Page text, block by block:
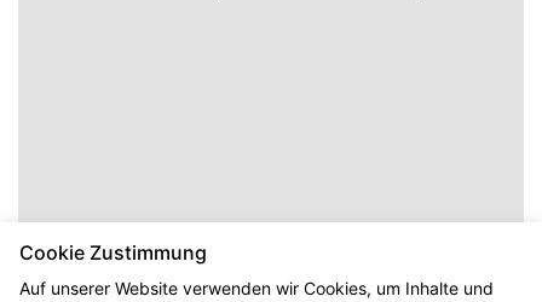
Cookie Zustimmung
Auf unserer Website verwenden wir Cookies, um Inhalte und